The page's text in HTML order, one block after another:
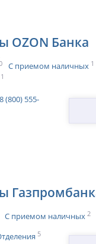
OZON Банка
С приемом наличных 1
1
(800) 555-
С приемом наличных 2
5